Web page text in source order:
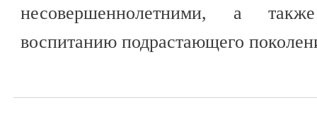
несовершеннолетними, а
воспитанию подрастающего